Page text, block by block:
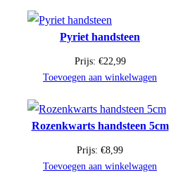
Pyriet handsteen
Prijs: €22,99
Toevoegen aan winkelwagen
Rozenkwarts handsteen 5cm
Prijs: €8,99
Toevoegen aan winkelwagen